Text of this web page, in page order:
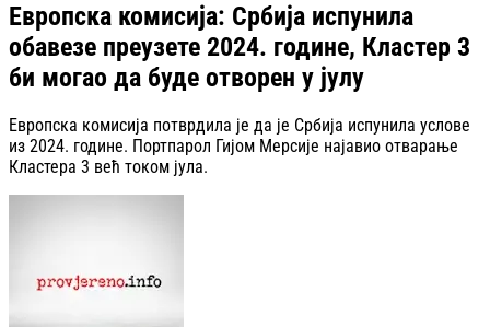
Европска комисија: Србија испунила
обавезе преузете 2024. године, Кластер 3
би могао да буде отворен у јулу
Европска комисија потврдила је да је Србија испунила услове
из 2024. године. Портпарол Гијом Мерсије најавио отварање
Кластера 3 већ током јула.